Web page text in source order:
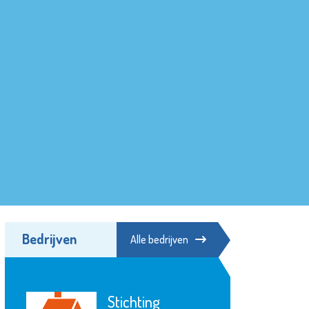
Bedrijven Alle bedrijven
Stichting